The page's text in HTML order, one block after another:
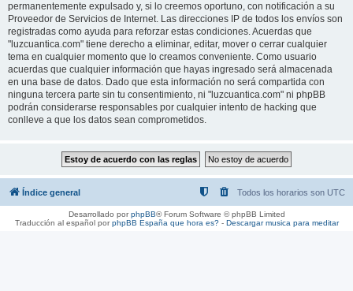
permanentemente expulsado y, si lo creemos oportuno, con notificación a su
Proveedor de Servicios de Internet. Las direcciones IP de todos los envíos son
registradas como ayuda para reforzar estas condiciones. Acuerdas que
"luzcuantica.com" tiene derecho a eliminar, editar, mover o cerrar cualquier
tema en cualquier momento que lo creamos conveniente. Como usuario
acuerdas que cualquier información que hayas ingresado será almacenada
en una base de datos. Dado que esta información no será compartida con
ninguna tercera parte sin tu consentimiento, ni "luzcuantica.com" ni phpBB
podrán considerarse responsables por cualquier intento de hacking que
conlleve a que los datos sean comprometidos.
Índice general Todos los horarios son UTC
Desarrollado porphpBB® Forum Software © phpBB Limited
Traducción al español porphpBB España que hora es?- Descargar musica para meditar